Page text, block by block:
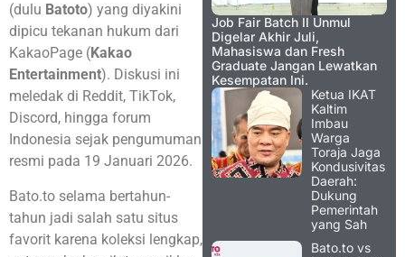
(dulu Batoto) yang diyakini
dipicu tekanan hukum dari
KakaoPage (Kakao
Entertainment). Diskusi ini
meledak di Reddit, TikTok,
Discord, hingga forum
Indonesia sejak pengumuman
resmi pada 19 Januari 2026.
Bato.to selama bertahun-
tahun jadi salah satu situs
favorit karena koleksi lengkap,
Job Fair Batch II Unmul
Digelar Akhir Juli,
Mahasiswa dan Fresh
Graduate Jangan Lewatkan
Kesempatan Ini.
Ketua IKAT
Kaltim
Imbau
Warga
Toraja Jaga
Kondusivitas
Daerah:
Dukung
Pemerintah
yang Sah
Bato.to vs